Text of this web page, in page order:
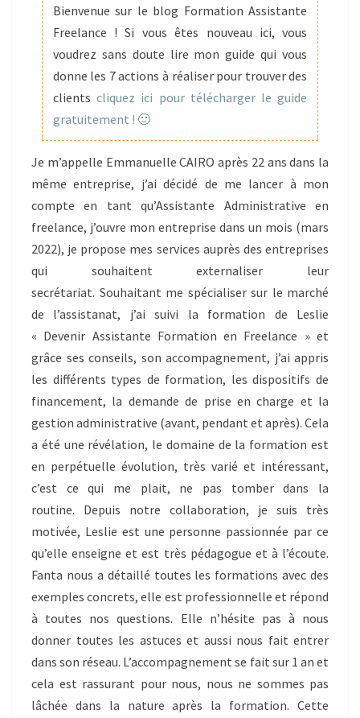
CONDENSÉE
Bienvenue sur le blog Formation Assistante
Freelance ! Si vous êtes nouveau ici, vous
voudrez sans doute lire mon guide qui vous
donne les 7 actions à réaliser pour trouver des
clients cliquez ici pour télécharger le guide
gratuitement ! 🙂
Je m’appelle Emmanuelle CAIRO après 22 ans dans la
même entreprise, j’ai décidé de me lancer à mon
compte en tant qu’Assistante Administrative en
freelance, j’ouvre mon entreprise dans un mois (mars
2022), je propose mes services auprès des entreprises
qui souhaitent externaliser leur
secrétariat. Souhaitant me spécialiser sur le marché
de l’assistanat, j’ai suivi la formation de Leslie
« Devenir Assistante Formation en Freelance » et
grâce ses conseils, son accompagnement, j’ai appris
les différents types de formation, les dispositifs de
financement, la demande de prise en charge et la
gestion administrative (avant, pendant et après). Cela
a été une révélation, le domaine de la formation est
en perpétuelle évolution, très varié et intéressant,
c’est ce qui me plait, ne pas tomber dans la
routine. Depuis notre collaboration, je suis très
motivée, Leslie est une personne passionnée par ce
qu’elle enseigne et est très pédagogue et à l’écoute.
Fanta nous a détaillé toutes les formations avec des
exemples concrets, elle est professionnelle et répond
à toutes nos questions. Elle n’hésite pas à nous
donner toutes les astuces et aussi nous fait entrer
dans son réseau. L’accompagnement se fait sur 1 an et
cela est rassurant pour nous, nous ne sommes pas
lâchée dans la nature après la formation. Cette